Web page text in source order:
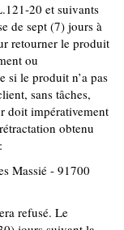
20 et suivants
de sept (7) jours à
retourner le produit
ou
si le produit n’a pas
sans tâches,
doit impérativement
obtenu
Massié - 91700
refusé. Le